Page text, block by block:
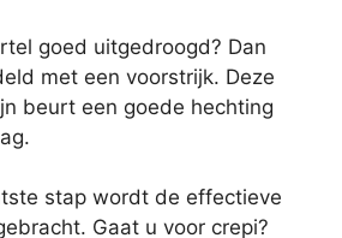
goed uitgedroogd? Dan
met een voorstrijk. Deze
beurt een goede hechting
stap wordt de effectieve
Gaat u voor crepi?